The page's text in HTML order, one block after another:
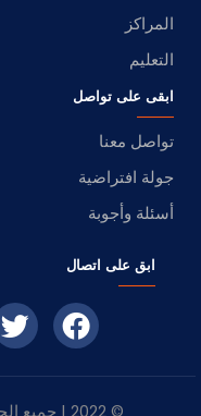
المراكز
التعليم
ابقى على تواصل
تواصل معنا
جولة افتراضية
أسئلة وأجوبة
ابق على اتصال
© 2022 | جميع الحقوق محفوظه